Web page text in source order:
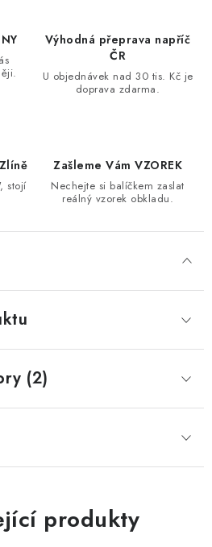
Výhodná přeprava napříč
ČR
U objednávek nad 30 tis. Kč je
doprava zdarma.
stojí
Zašleme Vám VZOREK
Nechejte si balíčkem zaslat
reálný vzorek obkladu.
(2)
produkty